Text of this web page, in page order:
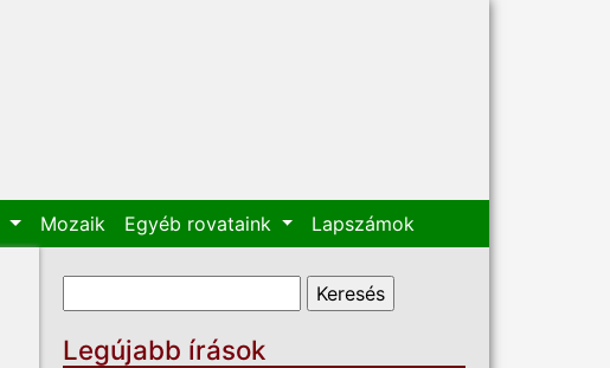
Mozaik Egyéb rovataink Lapszámok
Keresés űrlap
Legújabb írások